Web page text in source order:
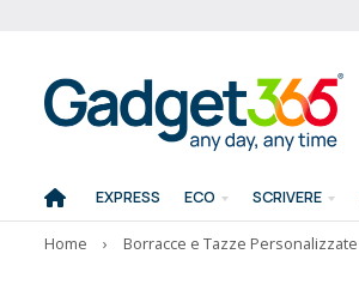
EXPRESS ECO SCRIVERE
Home › Borracce e Tazze Personalizzate